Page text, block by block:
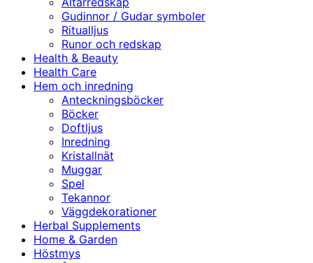
Gudinnor / Gudar symboler
Ritualljus
Runor och redskap
Health & Beauty
Health Care
Hem och inredning
Anteckningsböcker
Böcker
Doftljus
Inredning
Kristallnät
Muggar
Spel
Tekannor
Väggdekorationer
Herbal Supplements
Home & Garden
Höstmys